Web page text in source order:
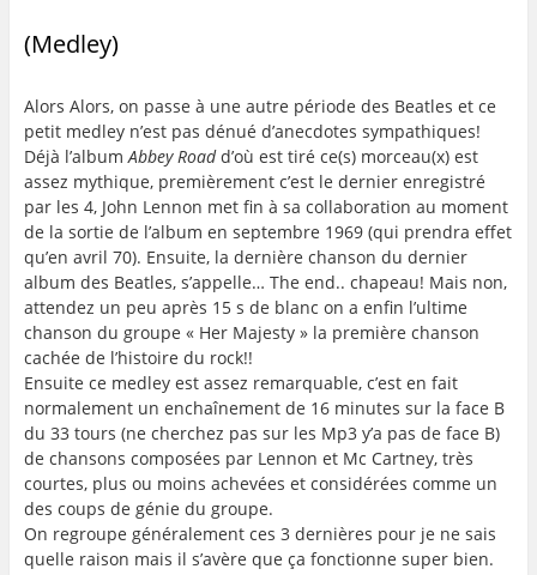
(Medley)
Alors Alors, on passe à une autre période des Beatles et ce
petit medley n’est pas dénué d’anecdotes sympathiques!
Déjà l’album Abbey Roadd’où est tiré ce(s) morceau(x) est
assez mythique, premièrement c’est le dernier enregistré
par les 4, John Lennon met fin à sa collaboration au moment
de la sortie de l’album en septembre 1969 (qui prendra effet
qu’en avril 70). Ensuite, la dernière chanson du dernier
album des Beatles, s’appelle… The end.. chapeau! Mais non,
attendez un peu après 15 s de blanc on a enfin l’ultime
chanson du groupe « Her Majesty » la première chanson
cachée de l’histoire du rock!!
Ensuite ce medley est assez remarquable, c’est en fait
normalement un enchaînement de 16 minutes sur la face B
du 33 tours (ne cherchez pas sur les Mp3 y’a pas de face B)
de chansons composées par Lennon et Mc Cartney, très
courtes, plus ou moins achevées et considérées comme un
des coups de génie du groupe.
On regroupe généralement ces 3 dernières pour je ne sais
quelle raison mais il s’avère que ça fonctionne super bien.